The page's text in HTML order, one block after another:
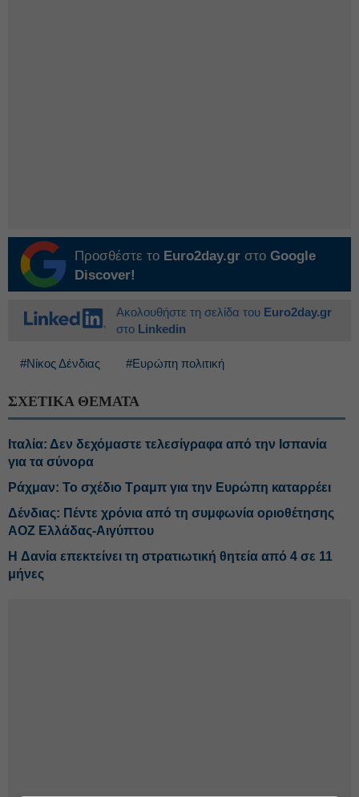
Προσθέστε το Euro2day.gr στο Google
Discover!
Ακολουθήστε τη σελίδα του Euro2day.gr
στο Linkedin
#Νίκος Δένδιας #Ευρώπη πολιτική
ΣΧΕΤΙΚΑ ΘΕΜΑΤΑ
Ιταλία: Δεν δεχόμαστε τελεσίγραφα από την Ισπανία
για τα σύνορα
Ράχμαν: Το σχέδιο Τραμπ για την Ευρώπη καταρρέει
Δένδιας: Πέντε χρόνια από τη συμφωνία οριοθέτησης
ΑΟΖ Ελλάδας-Αιγύπτου
H Δανία επεκτείνει τη στρατιωτική θητεία από 4 σε 11
μήνες